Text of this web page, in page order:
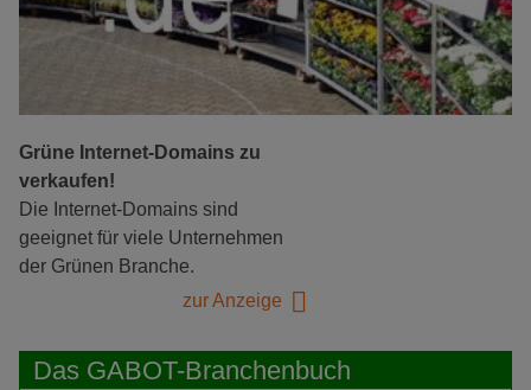
Grüne Internet-Domains zu
verkaufen!
Die Internet-Domains sind
geeignet für viele Unternehmen
der Grünen Branche.
zur Anzeige
Das GABOT-Branchenbuch